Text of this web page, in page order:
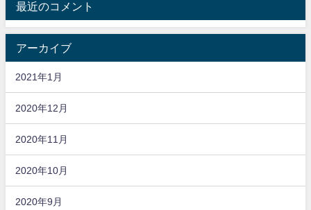
最近のコメント
アーカイブ
2021年1月
2020年12月
2020年11月
2020年10月
2020年9月